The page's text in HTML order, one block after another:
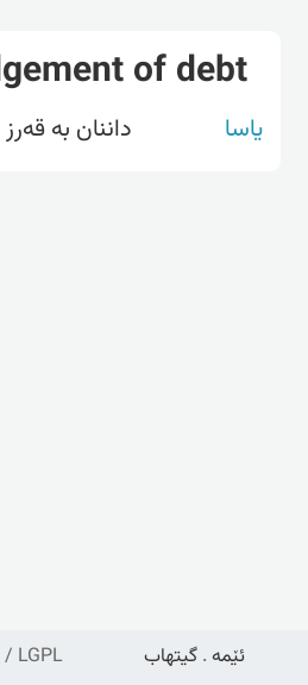
of debt
یاسا داننان بە قەرز
LGPL ئێمە . گیتهاب